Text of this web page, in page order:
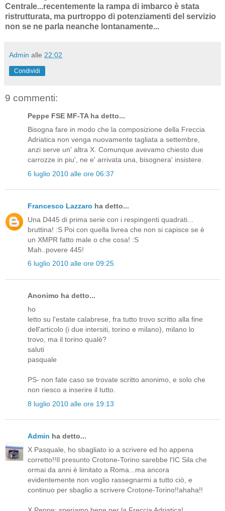
Centrale...recentemente la rampa di imbarco è stata
ristrutturata, ma purtroppo di potenziamenti del servizio
non se ne parla neanche lontanamente...
Admin alle 22:02
Condividi
9 commenti:
Peppe FSE MF-TA ha detto...
Bisogna fare in modo che la composizione della Freccia
Adriatica non venga nuovamente tagliata a settembre,
anzi serve un' altra X. Comunque avevamo chiesto due
carrozze in piu', ne e' arrivata una, bisognera' insistere.
6 luglio 2010 alle ore 06:37
Francesco Lazzaro ha detto...
Una D445 di prima serie con i respingenti quadrati...
bruttina! :S Poi con quella livrea che non si capisce se è
un XMPR fatto male o che cosa! :S
Mah..povere 445!
6 luglio 2010 alle ore 09:25
Anonimo ha detto...
ho
letto su l'estate calabrese, fra tutto trovo scritto alla fine
dell'articolo (i due intersiti, torino e milano), milano lo
trovo, ma il torino qualè?
saluti
pasquale
PS- non fate caso se trovate scritto anonimo, e solo che
non riesco a inserire il tutto.
8 luglio 2010 alle ore 19:13
Admin ha detto...
X Pasquale, ho sbagliato io a scrivere ed ho appena
corretto!!Il presunto Crotone-Torino sarebbe l'IC Sila che
ormai da anni è limitato a Roma...ma ancora
evidentemente non voglio rassegnarmi a tutto ciò, e
continuo per sbaglio a scrivere Crotone-Torino!!ahaha!!